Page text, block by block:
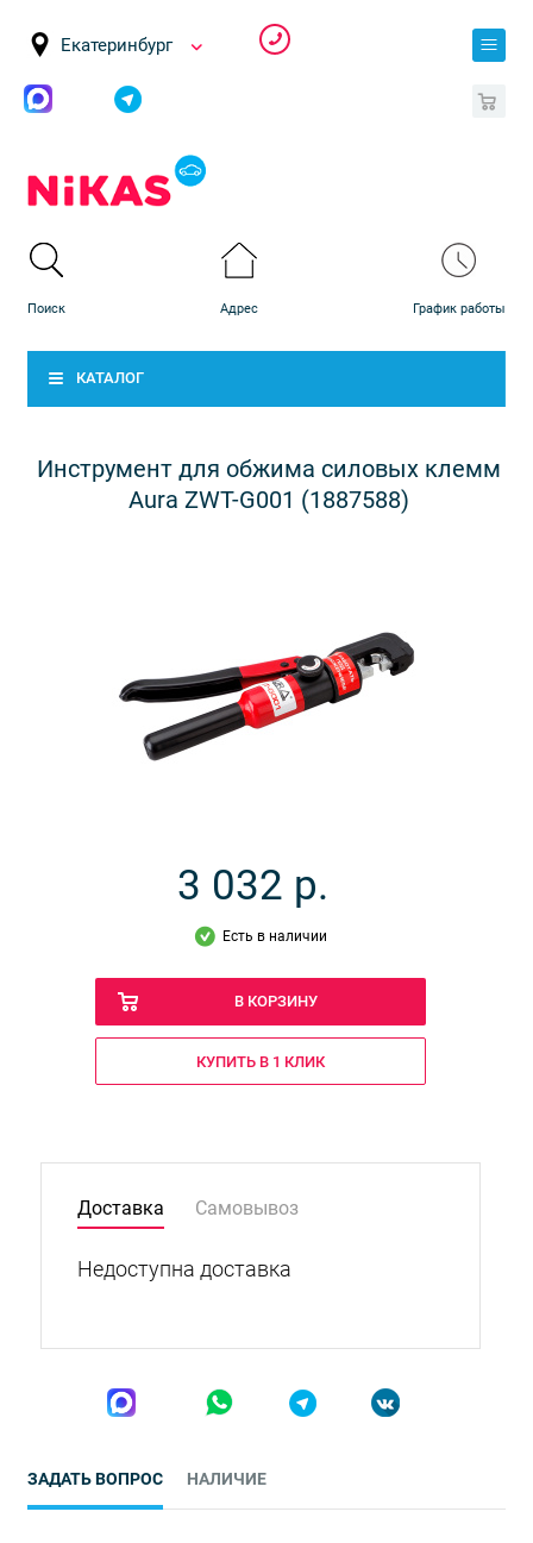
Екатеринбург
КАТАЛОГ
Инструмент для обжима силовых клемм
Aura ZWT-G001 (1887588)
3 032 р.
Есть в наличии
В КОРЗИНУ
КУПИТЬ В 1 КЛИК
Доставка Самовывоз
Недоступна доставка
ЗАДАТЬ ВОПРОС НАЛИЧИЕ